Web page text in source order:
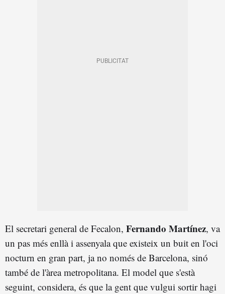
El secretari general de Fecalon, Fernando Martínez, va
un pas més enllà i assenyala que existeix un buit en l'oci
nocturn en gran part, ja no només de Barcelona, sinó
també de l'àrea metropolitana. El model que s'està
seguint, considera, és que la gent que vulgui sortir hagi